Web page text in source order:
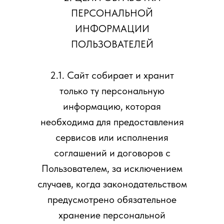
ПЕРСОНАЛЬНОЙ
ИНФОРМАЦИИ
ПОЛЬЗОВАТЕЛЕЙ
2.1. Сайт собирает и хранит
только ту персональную
информацию, которая
необходима для предоставления
сервисов или исполнения
соглашений и договоров с
Пользователем, за исключением
случаев, когда законодательством
предусмотрено обязательное
хранение персональной